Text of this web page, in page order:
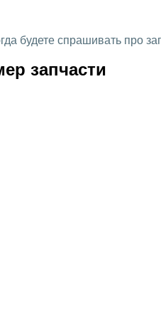
будете спрашивать про
запчасти